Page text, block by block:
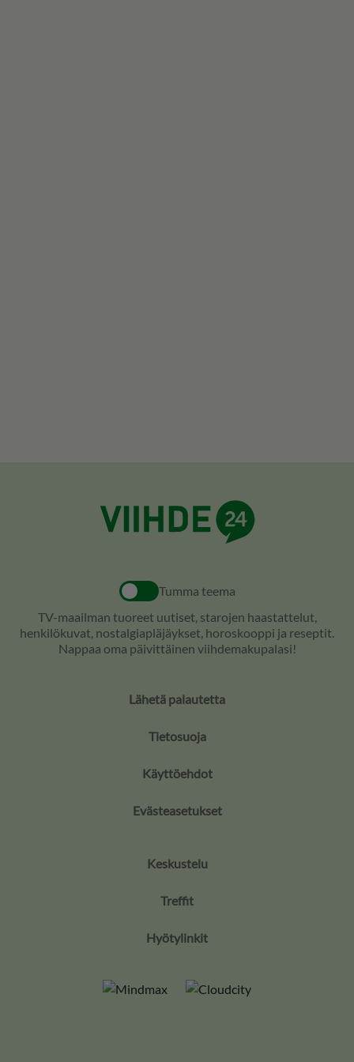
Tumma teema
TV-maailman tuoreet uutiset, starojen haastattelut,
henkilökuvat, nostalgiapläjäykset, horoskooppi ja reseptit.
Nappaa oma päivittäinen viihdemakupalasi!
Lähetä palautetta
Tietosuoja
Käyttöehdot
Evästeasetukset
Keskustelu
Treffit
Hyötylinkit